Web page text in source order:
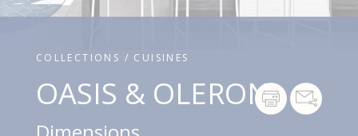
COLLECTIONS / CUISINES
OASIS & OLERON